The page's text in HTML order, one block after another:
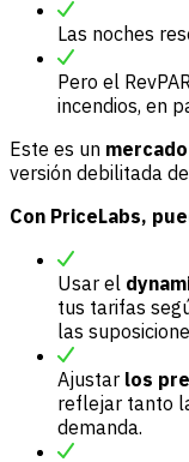
Las noches
Pero el
incendios, en
Este es un
versión debilitada
Con PriceLabs,
Usar el
tus tarifas
las
Ajustar los
reflejar tanto
demanda.